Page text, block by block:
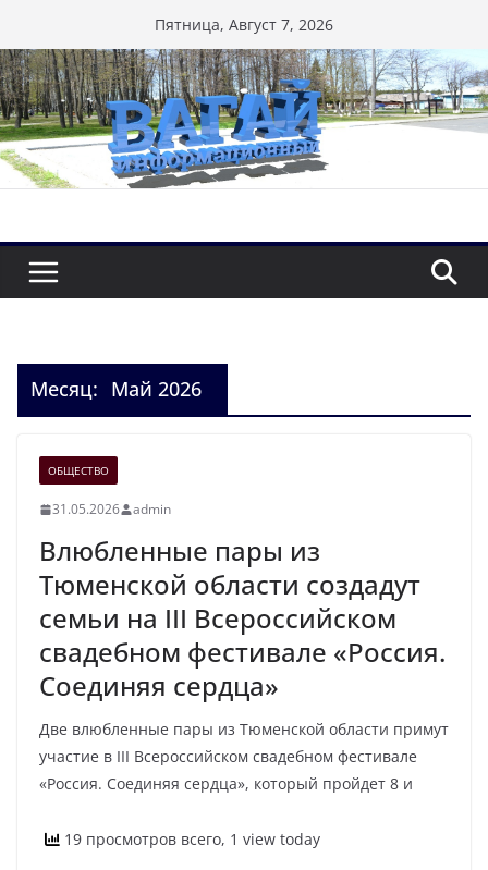
к
содержимому
Пятница, Август 7, 2026
Месяц: Май 2026
ОБЩЕСТВО
31.05.2026 admin
Влюбленные пары из
Тюменской области создадут
семьи на III Всероссийском
свадебном фестивале «Россия.
Соединяя сердца»
Две влюбленные пары из Тюменской области примут
участие в III Всероссийском свадебном фестивале
«Россия. Соединяя сердца», который пройдет 8 и
19 просмотров всего, 1 view today